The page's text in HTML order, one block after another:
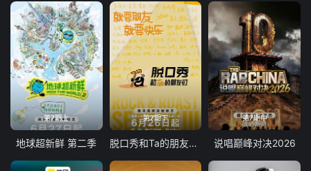
第7期上
地球超新鲜 第二季
第7期下
脱口秀和Ta的朋友们 第三季
第7期中
说唱巅峰对决2026